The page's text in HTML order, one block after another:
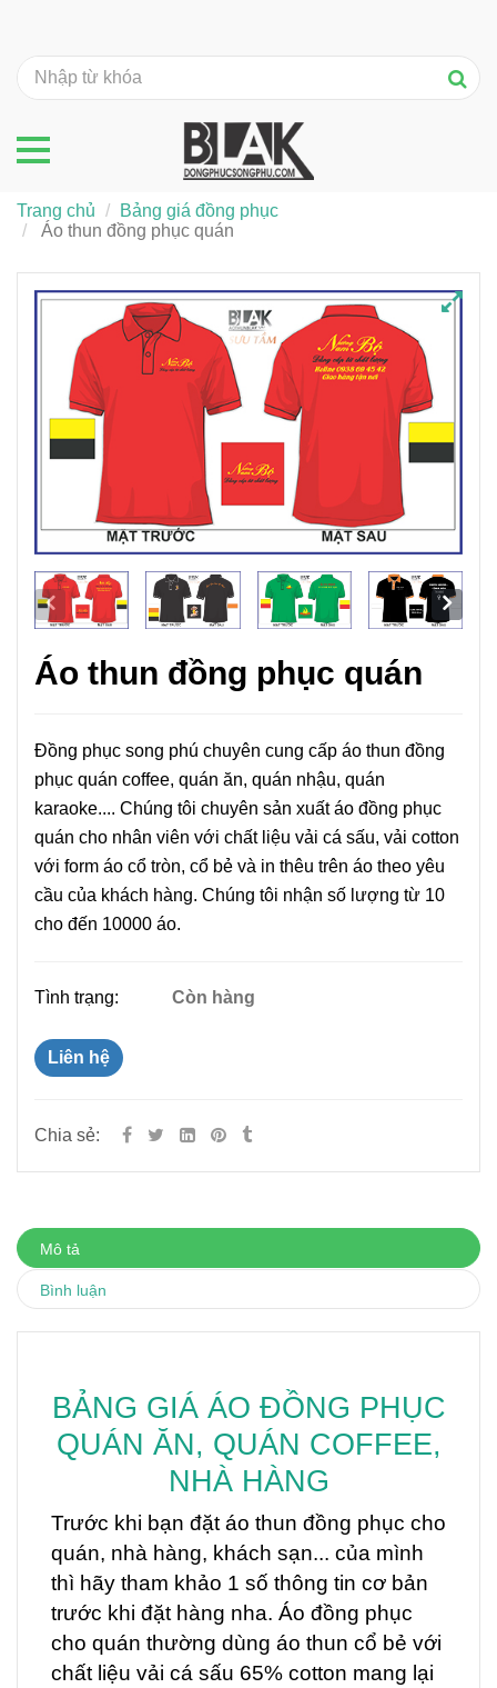
Áo thun đồng phục quán
Đồng phục song phú chuyên cung cấp áo thun đồng
phục quán coffee, quán ăn, quán nhậu, quán
karaoke.... Chúng tôi chuyên sản xuất áo đồng phục
quán cho nhân viên với chất liệu vải cá sấu, vải cotton
với form áo cổ tròn, cổ bẻ và in thêu trên áo theo yêu
cầu của khách hàng. Chúng tôi nhận số lượng từ 10
cho đến 10000 áo.
Tình trạng: Còn hàng
Liên hệ
Chia sẻ:
Mô tả
Bình luận
BẢNG GIÁ ÁO ĐỒNG PHỤC
QUÁN ĂN, QUÁN COFFEE,
NHÀ HÀNG
Trước khi bạn đặt áo thun đồng phục cho
quán, nhà hàng, khách sạn... của mình
thì hãy tham khảo 1 số thông tin cơ bản
trước khi đặt hàng nha. Áo đồng phục
cho quán thường dùng áo thun cổ bẻ với
chất liệu vải cá sấu 65% cotton mang lại
Trang chủ
Bảng giá đồng phục
Áo thun đồng phục quán